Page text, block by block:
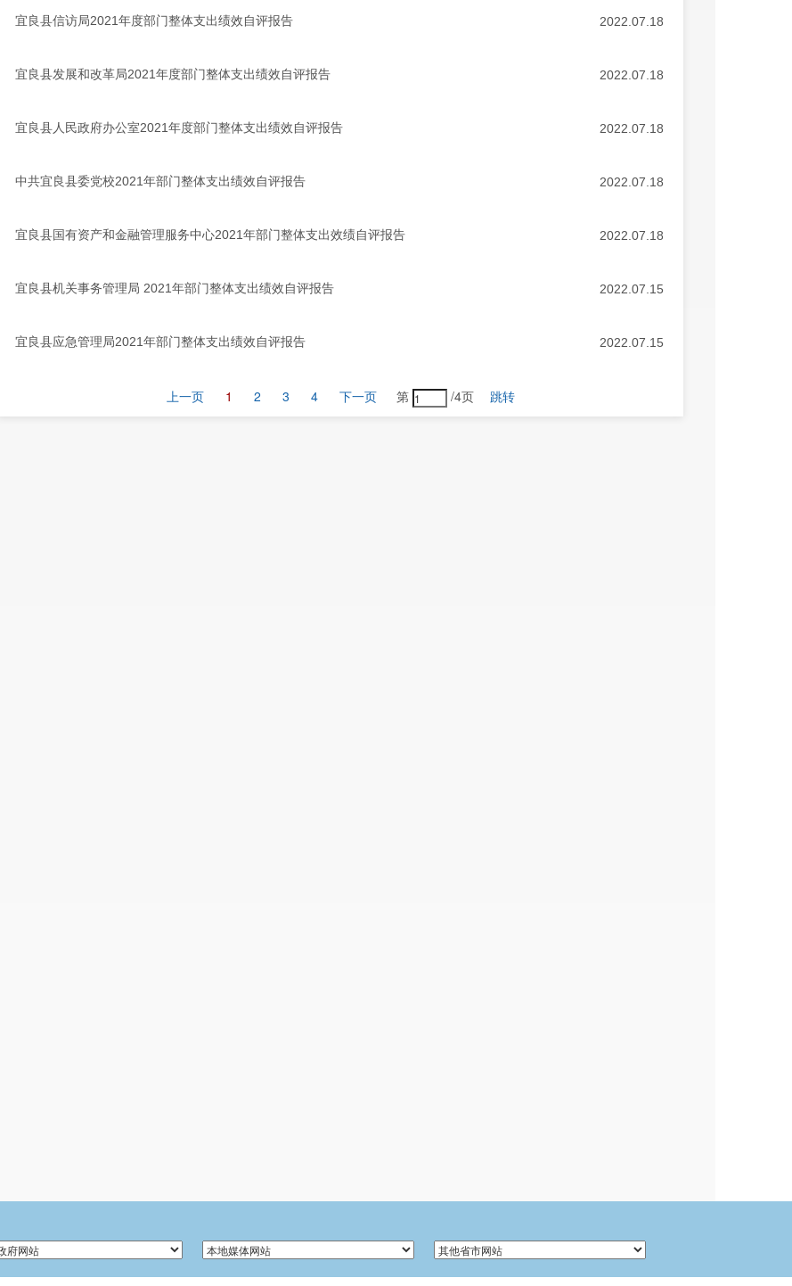
宜良县信访局2021年度部门整体支出绩效自评报告 2022.07.18
宜良县发展和改革局2021年度部门整体支出绩效自评报告 2022.07.18
宜良县人民政府办公室2021年度部门整体支出绩效自评报告 2022.07.18
中共宜良县委党校2021年部门整体支出绩效自评报告 2022.07.18
宜良县国有资产和金融管理服务中心2021年部门整体支出效绩自评报告 2022.07.18
宜良县机关事务管理局 2021年部门整体支出绩效自评报告 2022.07.15
宜良县应急管理局2021年部门整体支出绩效自评报告 2022.07.15
上一页 1 2 3 4 下一页 第 /4页 跳转